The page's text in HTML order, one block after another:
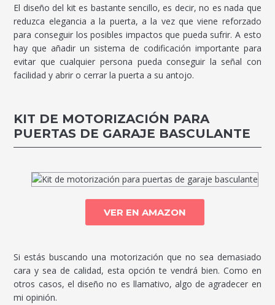
El diseño del kit es bastante sencillo, es decir, no es nada que
reduzca elegancia a la puerta, a la vez que viene reforzado
para conseguir los posibles impactos que pueda sufrir. A esto
hay que añadir un sistema de codificación importante para
evitar que cualquier persona pueda conseguir la señal con
facilidad y abrir o cerrar la puerta a su antojo.
KIT DE MOTORIZACIÓN PARA
PUERTAS DE GARAJE BASCULANTE
VER EN AMAZON
Si estás buscando una motorización que no sea demasiado
cara y sea de calidad, esta opción te vendrá bien. Como en
otros casos, el diseño no es llamativo, algo de agradecer en
mi opinión.